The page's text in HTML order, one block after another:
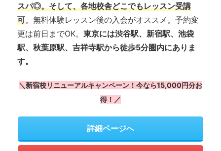
スパ◎。そして、各地校舎どこでもレッスン受講
可。無料体験レッスン後の入会がオススメ。予約変
更は前日までOK。 東京には渋谷駅、新宿駅、池袋
駅、秋葉原駅、吉祥寺駅から徒歩5分圏内にありま
す。
＼新宿校リニューアルキャンペーン！今なら15,000円分お
得！／
詳細ページへ